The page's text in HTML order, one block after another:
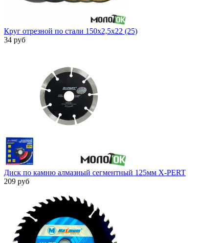
Круг отрезной по стали 150х2,5х22 (25)
34 руб
Диск по камню алмазный сегментный 125мм X-PERT
209 руб